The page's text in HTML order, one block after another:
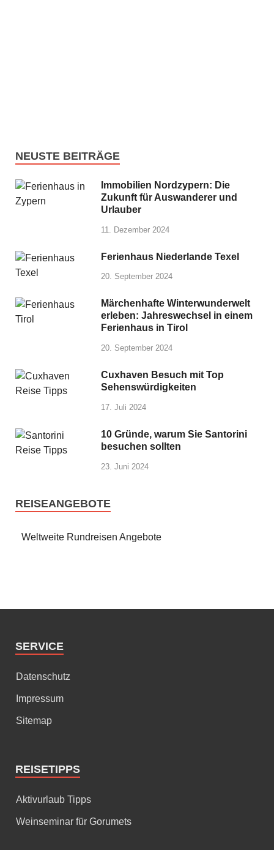
NEUSTE BEITRÄGE
Immobilien Nordzypern: Die
Zukunft für Auswanderer und
Urlauber
11. Dezember 2024
Ferienhaus Niederlande Texel
20. September 2024
Märchenhafte Winterwunderwelt
erleben: Jahreswechsel in einem
Ferienhaus in Tirol
20. September 2024
Cuxhaven Besuch mit Top
Sehenswürdigkeiten
17. Juli 2024
10 Gründe, warum Sie Santorini
besuchen sollten
23. Juni 2024
REISEANGEBOTE
Weltweite Rundreisen Angebote
SERVICE
Datenschutz
Impressum
Sitemap
REISETIPPS
Aktivurlaub Tipps
Weinseminar für Gorumets